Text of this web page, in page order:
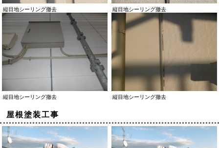
縦目地シーリング撤去 縦目地シーリング撤去
縦目地シーリング撤去 縦目地シーリング撤去
屋根塗装工事